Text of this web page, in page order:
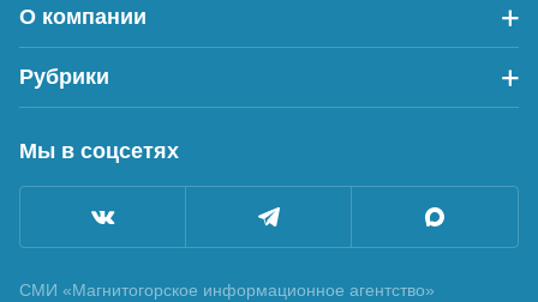
О компании
Рубрики
Мы в соцсетях
СМИ «Магнитогорское информационное агентство»